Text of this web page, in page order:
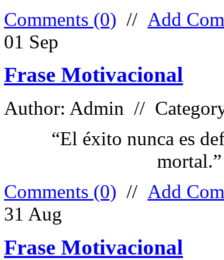
Comments (0) // Add
01 Sep
Frase Motivacional
Author: Admin //
“El éxito nunca es
Comments (0) // Add
31 Aug
Frase Motivacional